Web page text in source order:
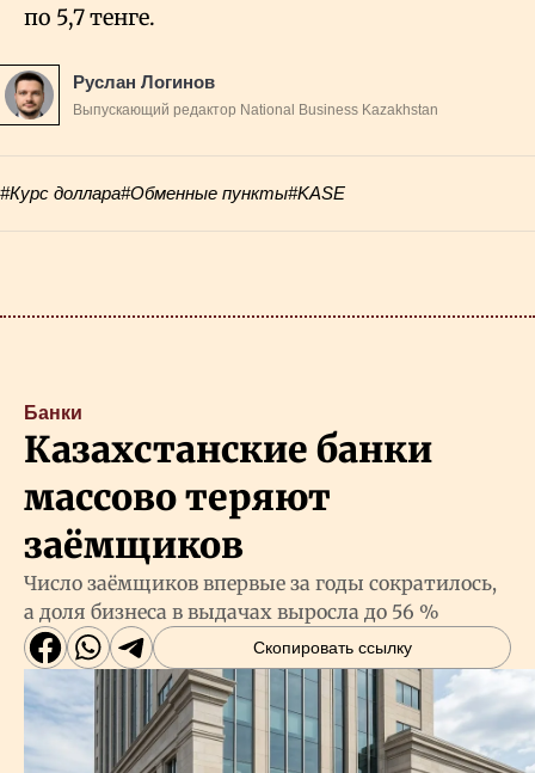
по 5,7 тенге.
Руслан Логинов
Выпускающий редактор National Business Kazakhstan
#Курс доллара#Обменные пункты#KASE
Банки
Казахстанские банки
массово теряют
заёмщиков
Число заёмщиков впервые за годы сократилось,
а доля бизнеса в выдачах выросла до 56 %
Скопировать ссылку